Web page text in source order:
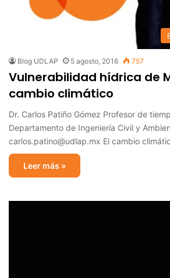
Blog UDLAP 5 agosto, 2016 757
Vulnerabilidad hídrica de
cambio climático
Dr. Carlos Patiño Gómez Profesor de
Departamento de Ingeniería Civil y
carlos.patino@udlap.mx El cambio
Leer más »